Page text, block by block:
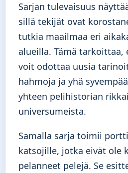
Sarjan tulevaisuus
sillä tekijät ovat
tutkia maailmaa eri
alueilla. Tämä tarkoittaa,
voit odottaa uusia
hahmoja ja yhä
yhteen pelihistorian
universumeista.
Samalla sarja toimii
katsojille, jotka eivät ole
pelanneet pelejä. Se